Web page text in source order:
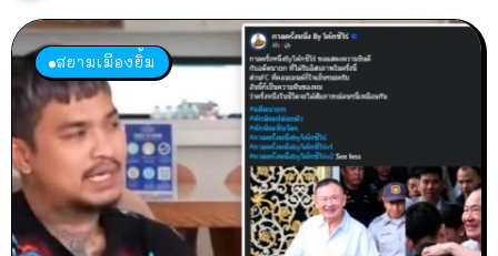
สยามเมืองยิ้ม